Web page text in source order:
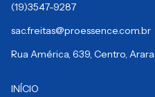
(19)3547-9287
sac.freitas@proessence.com.br
Rua América, 639, Centro,
INÍCIO